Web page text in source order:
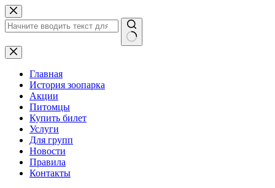
Перейти
к
сути
Ничего
не
найденоГлавная
История зоопарка
Акции
Питомцы
Купить билет
Услуги
Для групп
Новости
Правила
Контакты